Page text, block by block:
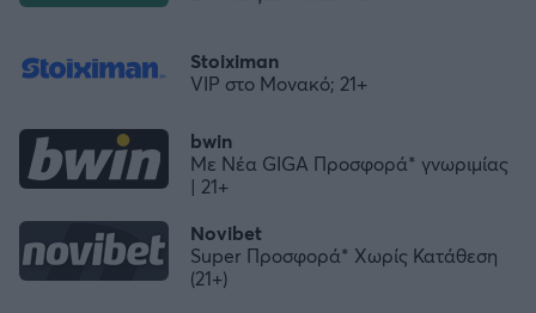
bwin
Με Νέα GIGA Προσφορά* γνωριμίας
| 21+
Stoiximan
VIP στο Μονακό; 21+
Novibet
Super Προσφορά* Χωρίς Κατάθεση
(21+)